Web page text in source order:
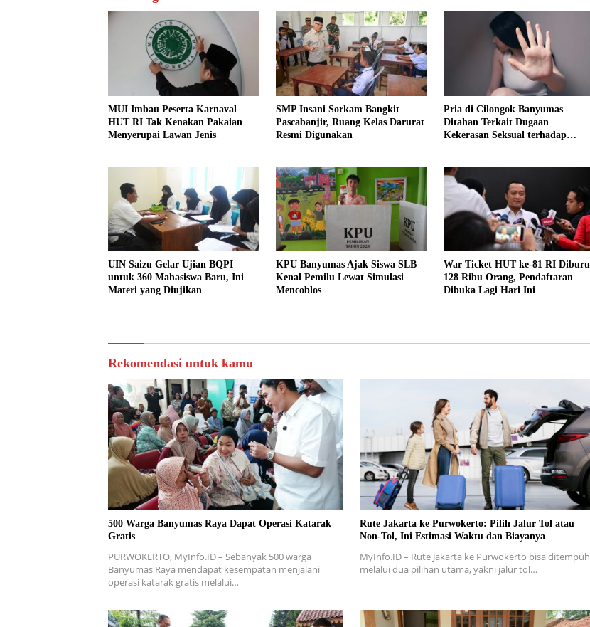
MUI Imbau Peserta Karnaval
HUT RI Tak Kenakan Pakaian
Menyerupai Lawan Jenis
SMP Insani Sorkam Bangkit
Pascabanjir, Ruang Kelas Darurat
Resmi Digunakan
Pria di Cilongok Banyumas
Ditahan Terkait Dugaan
Kekerasan Seksual terhadap
UIN Saizu Gelar Ujian BQPI
untuk 360 Mahasiswa Baru, Ini
Materi yang Diujikan
KPU Banyumas Ajak Siswa SLB
Kenal Pemilu Lewat Simulasi
Mencoblos
War Ticket HUT ke-81 RI Diburu
128 Ribu Orang, Pendaftaran
Dibuka Lagi Hari Ini
Rekomendasi untuk kamu
500 Warga Banyumas Raya Dapat Operasi Katarak
Gratis
PURWOKERTO, MyInfo.ID – Sebanyak 500 warga
Banyumas Raya mendapat kesempatan menjalani
operasi katarak gratis melalui…
Rute Jakarta ke Purwokerto: Pilih Jalur Tol atau
Non-Tol, Ini Estimasi Waktu dan Biayanya
MyInfo.ID – Rute Jakarta ke Purwokerto bisa ditempuh
melalui dua pilihan utama, yakni jalur tol…